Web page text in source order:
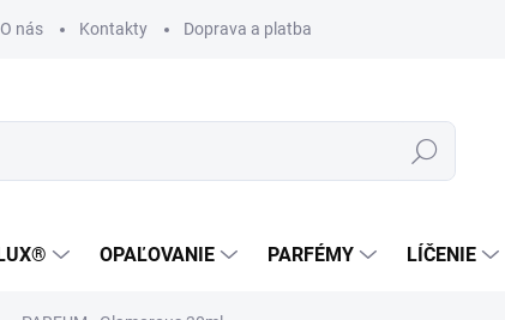
O nás Kontakty Doprava a platba
Hľadať
OPAĽOVANIE PARFÉMY LÍČENIE